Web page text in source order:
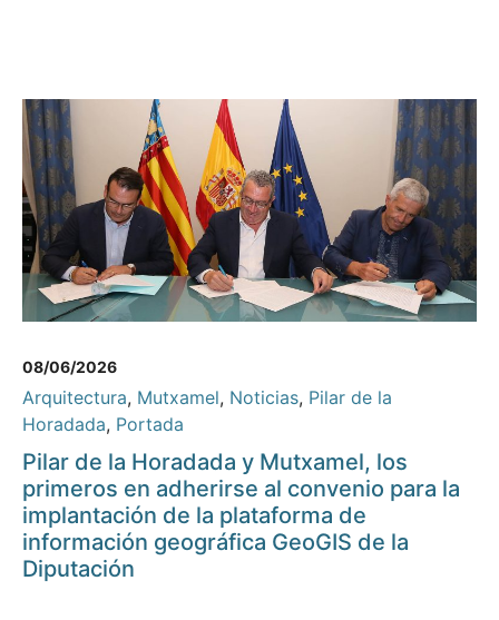
08/06/2026
Arquitectura, Mutxamel, Noticias, Pilar de la
Horadada, Portada
Pilar de la Horadada y Mutxamel, los
primeros en adherirse al convenio para la
implantación de la plataforma de
información geográfica GeoGIS de la
Diputación